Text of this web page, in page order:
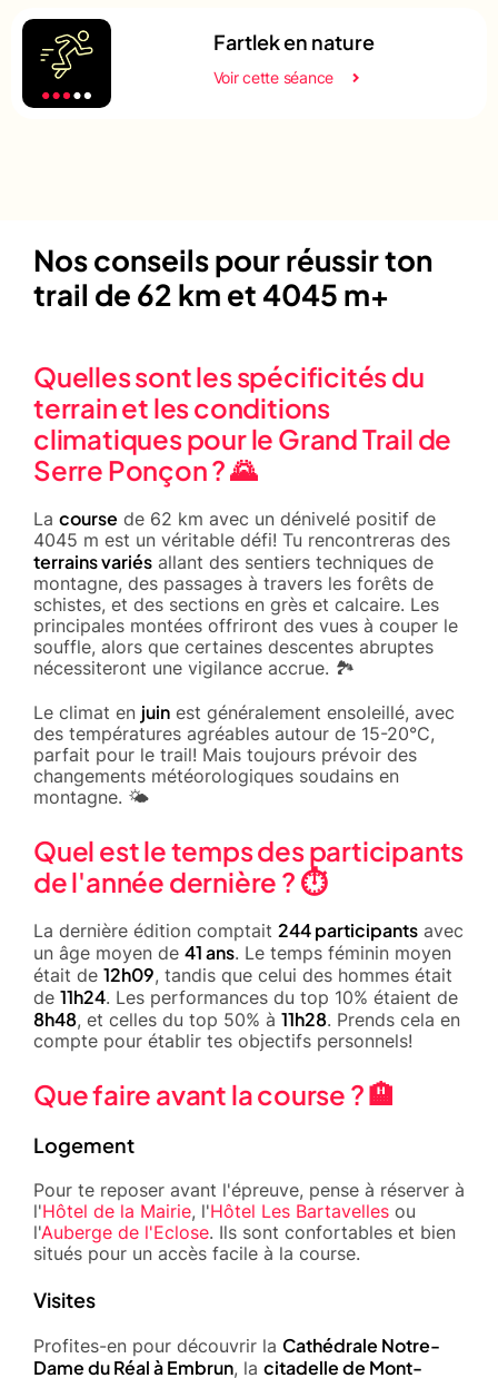
Fartlek en nature
Voir cette séance
Nos conseils pour réussir ton
trail de 62 km et 4045 m+
Quelles sont les spécificités du
terrain et les conditions
climatiques pour le Grand Trail de
Serre Ponçon ? 🌄
La course de 62 km avec un dénivelé positif de
4045 m est un véritable défi! Tu rencontreras des
terrains variés allant des sentiers techniques de
montagne, des passages à travers les forêts de
schistes, et des sections en grès et calcaire. Les
principales montées offriront des vues à couper le
souffle, alors que certaines descentes abruptes
nécessiteront une vigilance accrue. 🏞️
Le climat en juin est généralement ensoleillé, avec
des températures agréables autour de 15-20°C,
parfait pour le trail! Mais toujours prévoir des
changements météorologiques soudains en
montagne. 🌤️
Quel est le temps des participants
de l'année dernière ? ⏱️
La dernière édition comptait 244 participants avec
un âge moyen de 41 ans. Le temps féminin moyen
était de 12h09, tandis que celui des hommes était
de 11h24. Les performances du top 10% étaient de
8h48, et celles du top 50% à 11h28. Prends cela en
compte pour établir tes objectifs personnels!
Que faire avant la course ? 🏨
Logement
Pour te reposer avant l'épreuve, pense à réserver à
l'Hôtel de la Mairie, l'Hôtel Les Bartavelles ou
l'Auberge de l'Eclose. Ils sont confortables et bien
situés pour un accès facile à la course.
Visites
Profites-en pour découvrir la Cathédrale Notre-
Dame du Réal à Embrun, la citadelle de Mont-